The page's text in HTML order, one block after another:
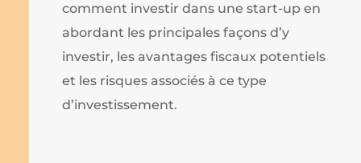
comment investir dans une start-up en
abordant les principales façons d’y
investir, les avantages fiscaux potentiels
et les risques associés à ce type
d’investissement.